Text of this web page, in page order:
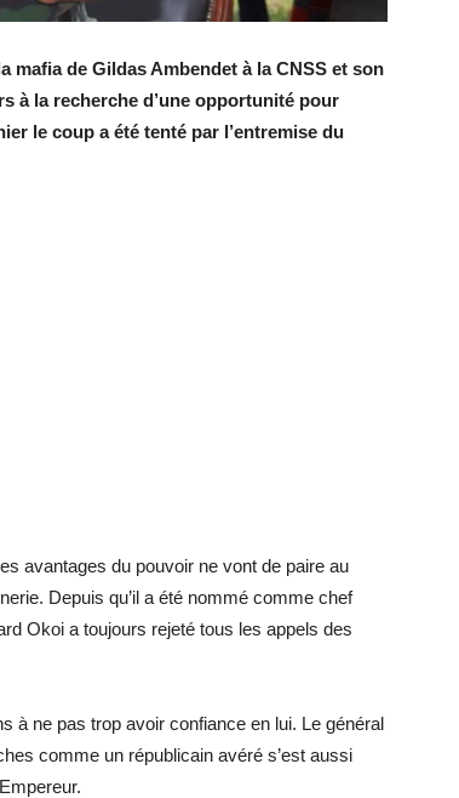
mafia de Gildas Ambendet à la CNSS et son
à la recherche d’une opportunité pour
le coup a été tenté par l’entremise du
avantages du pouvoir ne vont de paire au
Depuis qu’il a été nommé comme chef
Okoi a toujours rejeté tous les appels des
à ne pas trop avoir confiance en lui. Le général
comme un républicain avéré s’est aussi